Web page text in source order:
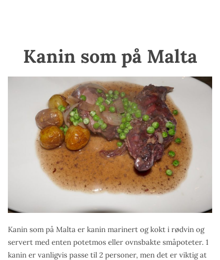
Kanin som på Malta
Kanin som på Malta er kanin marinert og kokt i rødvin og
servert med enten potetmos eller ovnsbakte småpoteter. 1
kanin er vanligvis passe til 2 personer, men det er viktig at